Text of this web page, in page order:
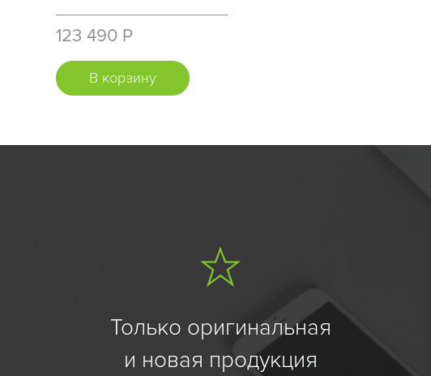
123 490 Р
В корзину
Только оригинальная
и новая продукция